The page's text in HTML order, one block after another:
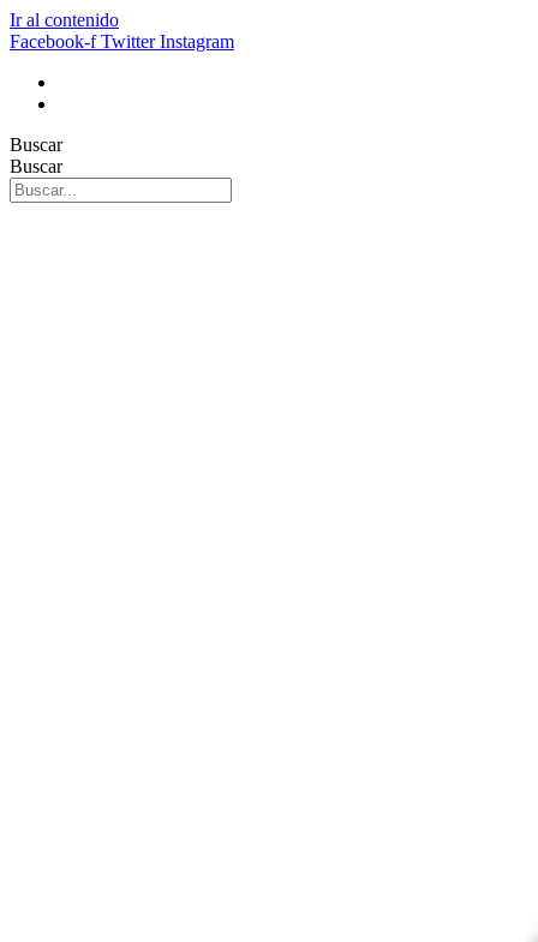
Ir al contenido
Facebook-f Twitter Instagram
Buscar
Buscar